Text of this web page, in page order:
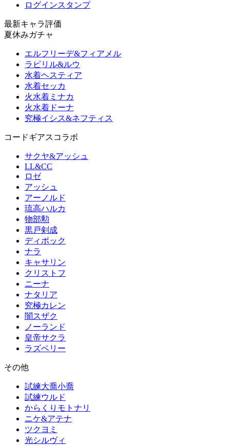
ログインスタンプ
最新キャラ評価
夏休みガチャ
エルフリーデ&フィアメル
ラビリル&ルウ
水着ヘスティア
水着セッカ
火水着ミナカ
火水着ドーナ
究極イシス&ネフティス
コードギアスコラボ
サクヤ&アッシュ
LL&CC
ロゼ
アッシュ
アーノルド
琉高ハルカ
物部勲
黒戸剣成
ディボック
ナラ
キャサリン
クリストフ
ニーナ
ナタリア
究極カレン
闇スザク
ノーランド
皇帝サクラ
ラズベリー
その他
試練大喬小喬
試練ウルド
からくりモトナリ
ニケ&アテナ
ツクヨミ
光シルヴィ